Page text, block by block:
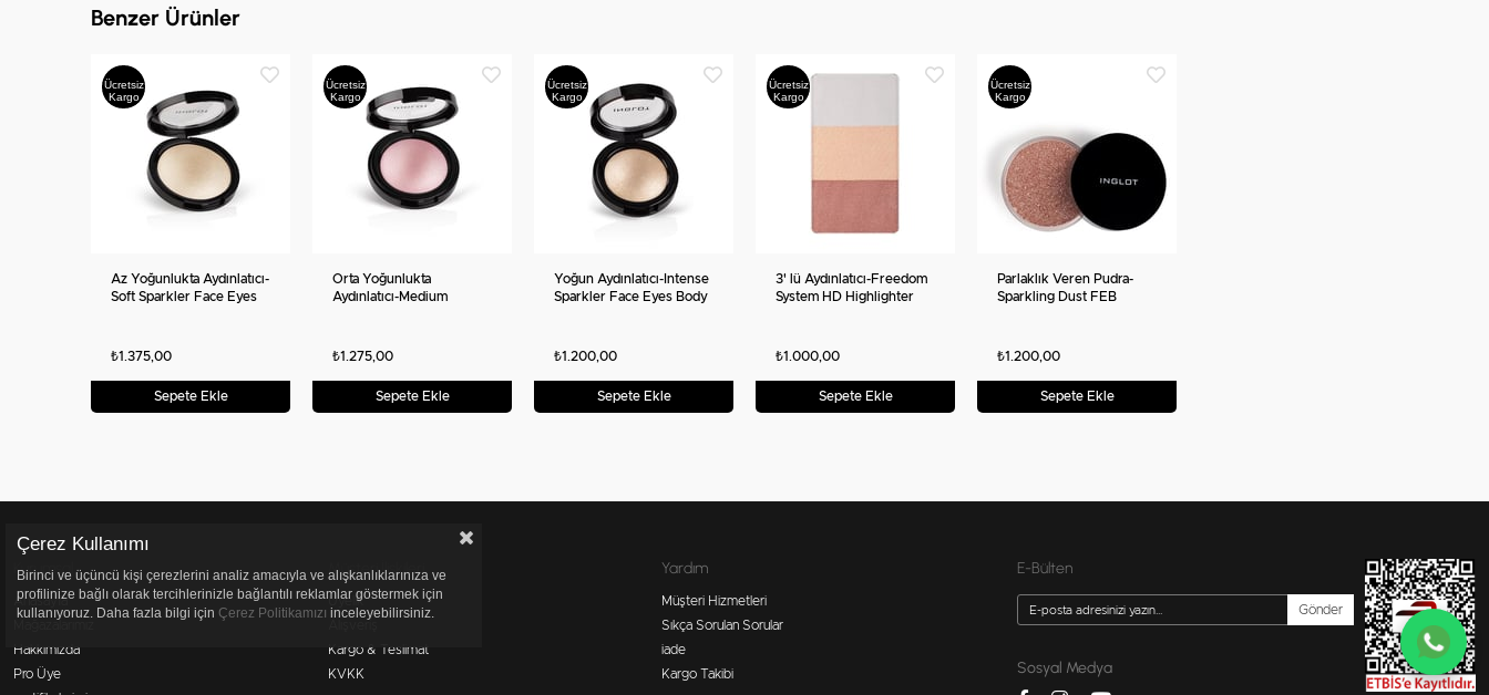
Benzer Ürünler
Ücretsiz
Kargo
Az Yoğunlukta Aydınlatıcı-
Soft Sparkler Face Eyes
₺1.375,00
Sepete Ekle
Ücretsiz
Kargo
Orta Yoğunlukta
Aydınlatıcı-Medium
₺1.275,00
Sepete Ekle
Ücretsiz
Kargo
Yoğun Aydınlatıcı-Intense
Sparkler Face Eyes Body
₺1.200,00
Sepete Ekle
Ücretsiz
Kargo
3' lü Aydınlatıcı-Freedom
System HD Highlighter
₺1.000,00
Sepete Ekle
Ücretsiz
Kargo
Parlaklık Veren Pudra-
Sparkling Dust FEB
₺1.200,00
Sepete Ekle
Kurumsal
Anasayfa
Hakkımızda
Pro Üye
Müşteri İlişkileri
Üyelik
Kargo & Teslimat
KVKK
Yardım
Müşteri Hizmetleri
Sıkça Sorulan Sorular
iade
Kargo Takibi
E-Bülten
Gönder
Sosyal Medya
Çerez Kullanımı
Birinci ve üçüncü kişi çerezlerini analiz amacıyla ve alışkanlıklarınıza ve
profilinize bağlı olarak tercihlerinizle bağlantılı reklamlar göstermek için
kullanıyoruz. Daha fazla bilgi için Çerez Politikamızı inceleyebilirsiniz.